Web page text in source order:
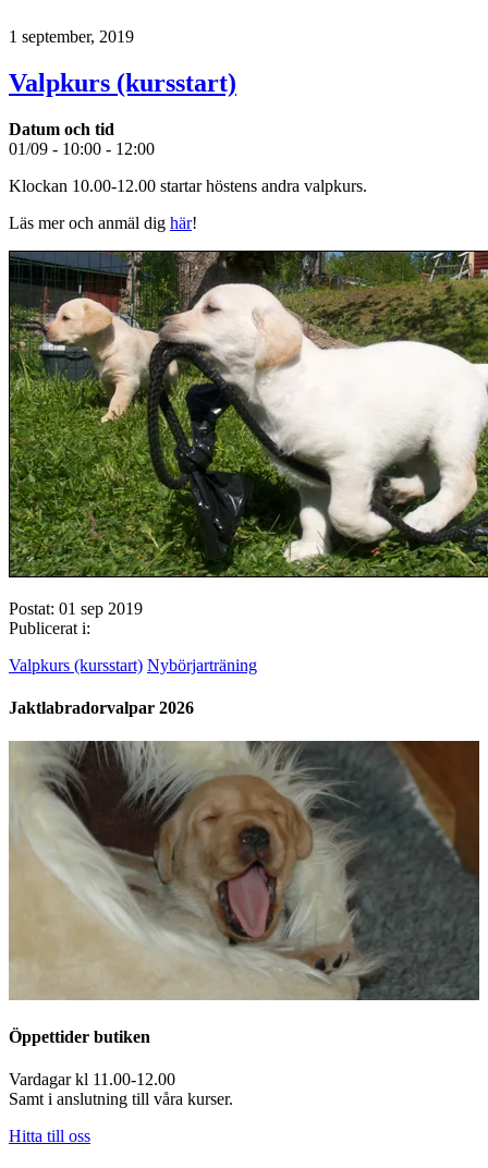
1 september, 2019
Valpkurs (kursstart)
Datum och tid
01/09 - 10:00 - 12:00
Klockan 10.00-12.00 startar höstens andra valpkurs.
Läs mer och anmäl dig här!
Postat: 01 sep 2019
Publicerat i:
Valpkurs (kursstart) Nybörjarträning
Jaktlabradorvalpar 2026
Öppettider butiken
Vardagar kl 11.00-12.00
Samt i anslutning till våra kurser.
Hitta till oss